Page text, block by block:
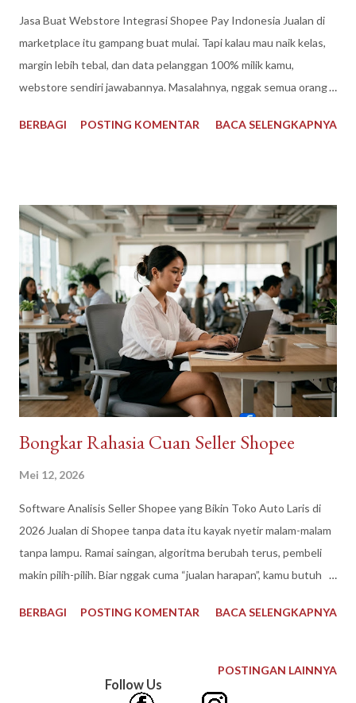
Jasa Buat Webstore Integrasi Shopee Pay Indonesia Jualan di
marketplace itu gampang buat mulai. Tapi kalau mau naik kelas,
margin lebih tebal, dan data pelanggan 100% milik kamu,
webstore sendiri jawabannya. Masalahnya, nggak semua orang
jasa pembuatan webstore Indonesia jadi jalan pintasnya. Kenapa
harga, dan ketergantungan algoritma. Webstore itu kayak punya
ruko di jalan utama digital. Nggak ada potongan 5-8% tiap
transaksi, kamu bebas atur promo, dan yang paling penting:
email, nomor WA, riwayat belanja pelanggan semua nyimpen di
kamu. Buat retargeting dan jualan produk baru, ini aset yang
nggak bisa dibeli di marketplace. Plus, pembeli Indonesia
sekarang makin percaya sama brand yang punya website resmi.
Rasanya lebih “nyata” dan aman buat transa...
BERBAGI POSTING KOMENTAR BACA SELENGKAPNYA
Bongkar Rahasia Cuan Seller Shopee
Mei 12, 2026
Software Analisis Seller Shopee yang Bikin Toko Auto Laris di
2026 Jualan di Shopee tanpa data itu kayak nyetir malam-malam
tanpa lampu. Ramai saingan, algoritma berubah terus, pembeli
makin pilih-pilih. Biar nggak cuma “jualan harapan”, kamu butuh
ambil keputusan. Salah satu nama yang mulai banyak dipakai
angka mentah di Shopee Seller Center jadi strategi yang bisa
langsung dieksekusi. Kenapa Seller Shopee Wajib Melek Data
BERBAGI POSTING KOMENTAR BACA SELENGKAPNYA
POSTINGAN LAINNYA
Follow Us